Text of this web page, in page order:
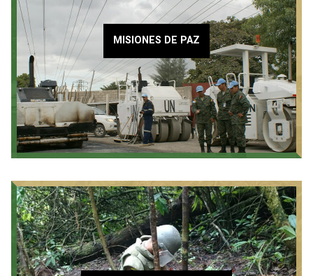
MISIONES DE PAZ